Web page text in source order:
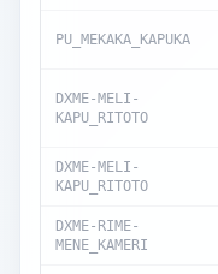
PU_MEKAKA_KAPUKA
DXME-MELI-
KAPU_RITOTO
DXME-MELI-
KAPU_RITOTO
DXME-RIME-
MENE_KAMERI